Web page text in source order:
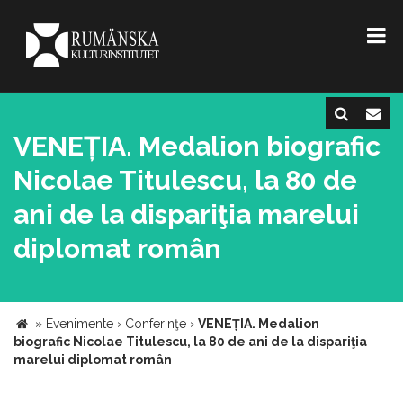
VENEȚIA. Medalion biografic
Nicolae Titulescu, la 80 de
ani de la dispariţia marelui
diplomat român
» Evenimente › Conferinţe › VENEȚIA. Medalion
biografic Nicolae Titulescu, la 80 de ani de la dispariţia
marelui diplomat român